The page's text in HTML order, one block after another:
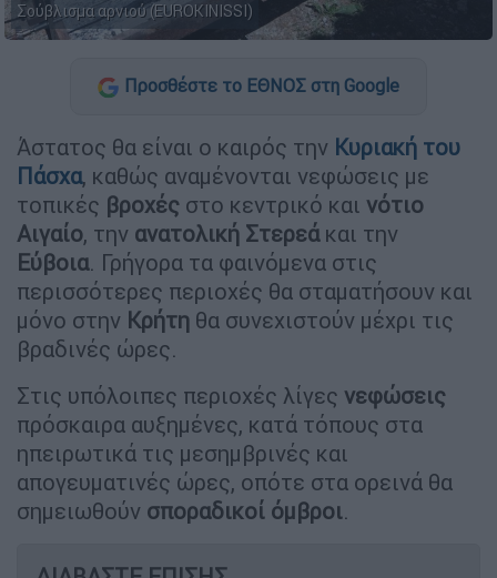
Σούβλισμα αρνιού (EUROKINISSI)
Προσθέστε το ΕΘΝΟΣ στη Google
Άστατος θα είναι ο καιρός την Κυριακή του
Πάσχα, καθώς αναμένονται νεφώσεις με
τοπικές βροχές στο κεντρικό και νότιο
Αιγαίο, την ανατολική Στερεάκαι την
Εύβοια. Γρήγορα τα φαινόμενα στις
περισσότερες περιοχές θα σταματήσουν και
μόνο στην Κρήτη θα συνεχιστούν μέχρι τις
βραδινές ώρες.
Στις υπόλοιπες περιοχές λίγες νεφώσεις
πρόσκαιρα αυξημένες, κατά τόπους στα
ηπειρωτικά τις μεσημβρινές και
απογευματινές ώρες, οπότε στα ορεινά θα
σημειωθούν σποραδικοί όμβροι.